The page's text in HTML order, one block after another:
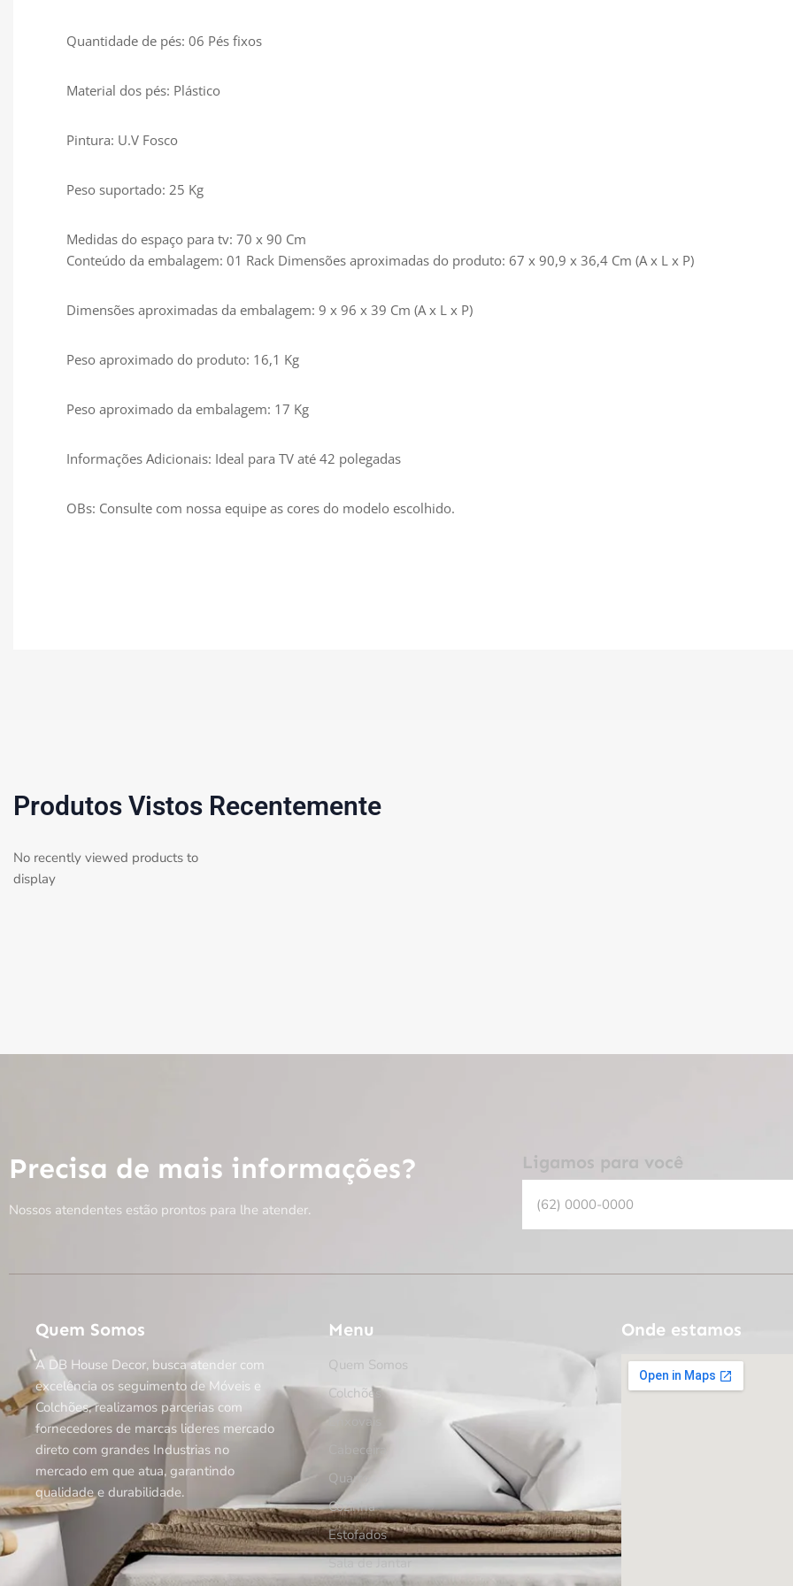
Quantidade de pés: 06 Pés fixos
Material dos pés: Plástico
Pintura: U.V Fosco
Peso suportado: 25 Kg
Medidas do espaço para tv: 70 x 90 Cm
Conteúdo da embalagem: 01 Rack Dimensões aproximadas do produto: 67 x 90,9 x 36,4 Cm (A x L x P)
Dimensões aproximadas da embalagem: 9 x 96 x 39 Cm (A x L x P)
Peso aproximado do produto: 16,1 Kg
Peso aproximado da embalagem: 17 Kg
Informações Adicionais: Ideal para TV até 42 polegadas
OBs: Consulte com nossa equipe as cores do modelo escolhido.
Produtos Vistos Recentemente
No recently viewed products to
display
Precisa de mais informações?
Nossos atendentes estão prontos para lhe atender.
Ligamos para você
Quem Somos
A DB House Decor, busca atender com
excelência os seguimento de Móveis e
Colchões, realizamos parcerias com
fornecedores de marcas lideres mercado
direto com grandes Industrias no
mercado em que atua, garantindo
qualidade e durabilidade.
Menu
Quem Somos
Colchões
Enxovais
Cabeceira
Quarto
Cozinha
Estofados
Sala de Jantar
Onde estamos